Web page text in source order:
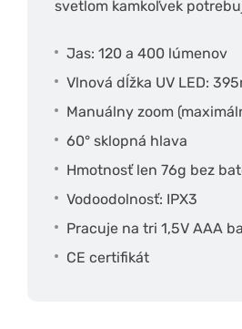
svetlom kamkoľvek
Jas: 120 a 400 lúmenov
Vlnová dĺžka UV LED:
Manuálny zoom
60° sklopná hlava
Hmotnosť len 76g bez
Vodoodolnosť: IPX3
Pracuje na tri 1,5V AAA
CE certifikát